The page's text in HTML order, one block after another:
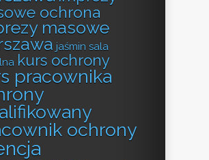
ochrona
masowe
jaśmin sala
kurs ochrony
pracownika
ochrony